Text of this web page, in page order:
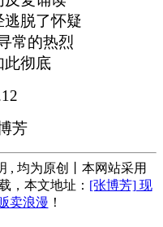
脱了怀疑
常的热烈
此彻底
芳
, 均为原创丨本网站采用
，本文地址： [张博芳] 现
卖浪漫 ！